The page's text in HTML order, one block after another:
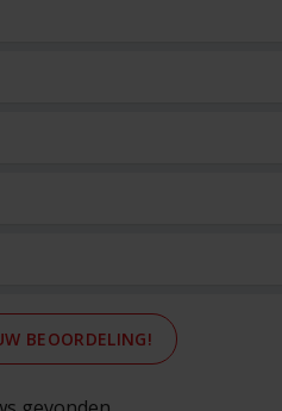
BEOORDELING!